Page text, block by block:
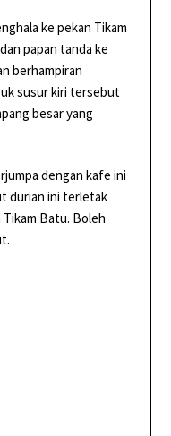
ke pekan Tikam
papan tanda ke
berhampiran
susur kiri tersebut
besar yang
dengan kafe ini
durian ini terletak
Batu. Boleh